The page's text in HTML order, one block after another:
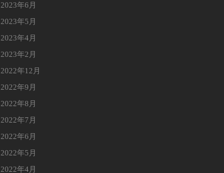
2023年6月
2023年5月
2023年4月
2023年2月
2022年12月
2022年9月
2022年8月
2022年7月
2022年6月
2022年5月
2022年4月